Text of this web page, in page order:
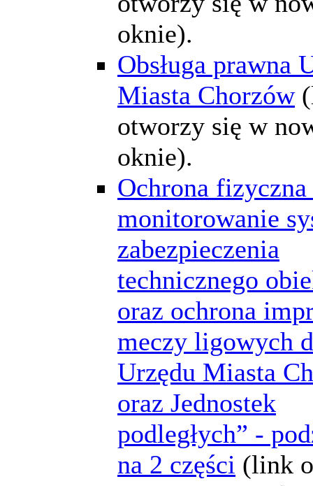
oknie).
Obsługa prawna
Miasta Chorzów
otworzy się w
oknie).
Ochrona
monitorowanie
zabezpieczenia
technicznego
oraz ochrona
meczy ligowych
Urzędu Miasta
oraz Jednostek
podległych” -
na 2 części (link